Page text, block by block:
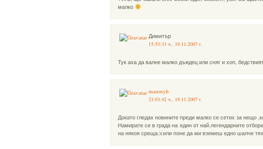
малко
Димитър
15:53:33 ч., 19.11.2007 г.
Тук аха да валне малко дъждец или сняг и хоп,
maumyh
21:03:42 ч., 19.11.2007 г.
Докато гледах новините преди малко се сетих за нещо
Намирате се в града на един от най.легендарните
на някоя среща:)(или поне да ми вземеш едно шалче